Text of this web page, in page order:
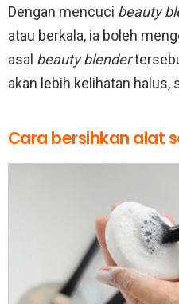
Dengan mencuci beauty
atau berkala, ia boleh
asal beauty blender
akan lebih kelihatan halus,
Cara bersihkan alat